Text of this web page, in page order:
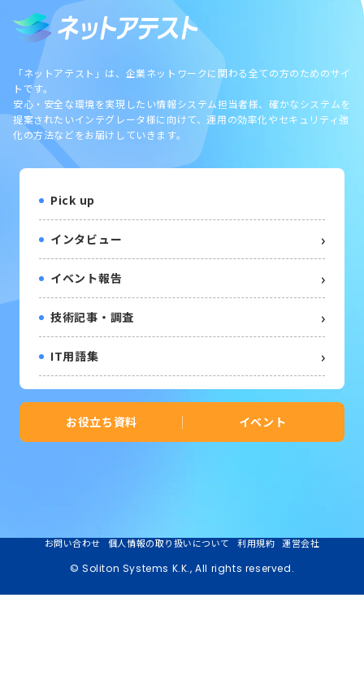
「ネットアテスト」は、企業ネットワークに関わる全ての方のためのサイ
トです。
安心・安全な環境を実現したい情報システム担当者様、確かなシステムを
提案されたいインテグレータ様に向けて、運用の効率化やセキュリティ強
化の方法などをお届けしていきます。
Pick up
インタビュー
イベント報告
技術記事・調査
IT用語集
お役立ち資料 イベント
© Soliton Systems K.K., All rights reserved.
お問い合わせ 個人情報の取り扱いについて 利用規約 運営会社